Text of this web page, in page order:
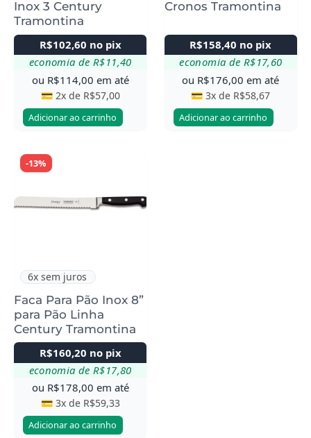
Inox 3 Century
Tramontina
R$102,60 no pix
economia deR$11,40
ou R$114,00 em até
💳 2x de R$57,00
Adicionar ao carrinho
Cronos Tramontina
R$158,40 no pix
economia de R$17,60
ou R$176,00 em até
💳 3x de R$58,67
Adicionar ao carrinho
-13%
6x sem juros
Faca Para Pão Inox 8”
para Pão Linha
Century Tramontina
R$160,20 no pix
economia de R$17,80
ou R$178,00 em até
💳 3x de R$59,33
Adicionar ao carrinho